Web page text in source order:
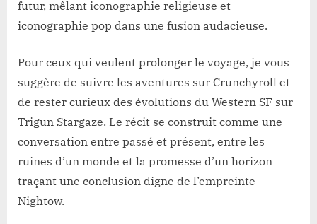
futur, mêlant iconographie religieuse et
iconographie pop dans une fusion audacieuse.
Pour ceux qui veulent prolonger le voyage, je vous
suggère de suivre les aventures sur Crunchyroll et
de rester curieux des évolutions du Western SF sur
Trigun Stargaze. Le récit se construit comme une
conversation entre passé et présent, entre les
ruines d’un monde et la promesse d’un horizon
traçant une conclusion digne de l’empreinte
Nightow.